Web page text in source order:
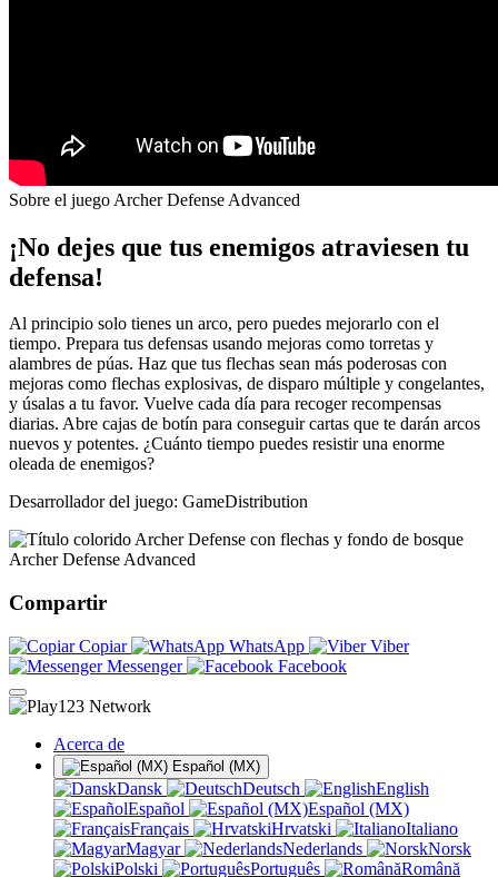
Sobre el juego Archer Defense Advanced
¡No dejes que tus enemigos atraviesen tu
defensa!
Al principio solo tienes un arco, pero puedes mejorarlo con el
tiempo. Prepara tus defensas usando mejoras como torretas y
alambres de púas. Haz que tus flechas sean más poderosas con
mejoras como flechas explosivas, de disparo múltiple y congelantes,
y úsalas a tu favor. Vuelve cada día para recoger recompensas
diarias. Abre cajas de botín para conseguir cartas que te darán arcos
nuevos y potentes. ¿Cuánto tiempo puedes resistir una enorme
oleada de enemigos?
Desarrollador del juego: GameDistribution
Archer Defense Advanced
Compartir
Copiar WhatsApp
Viber
Messenger
Facebook
Acerca de
Español (MX)
Dansk Deutsch
English
Español
Español (MX)
Français
Hrvatski
Italiano
Magyar
Nederlands
Norsk
Polski
Português Română